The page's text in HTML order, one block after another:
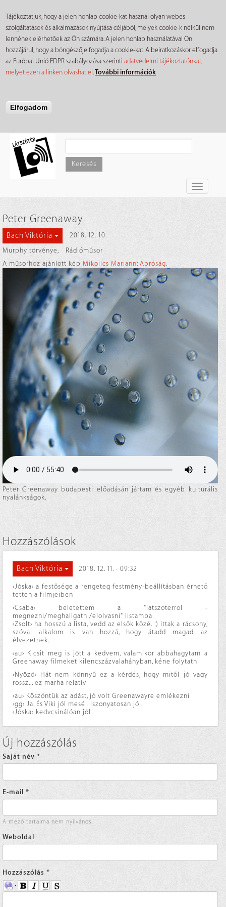
Tájékoztatjuk, hogy a jelen honlap cookie-kat használ olyan webes
szolgáltatások és alkalmazások nyújtása céljából, melyek cookie-k nélkül nem
lennének elérhetőek az Ön számára. A jelen honlap használatával Ön
hozzájárul, hogy a böngészője fogadja a cookie-kat. A beiratkozáskor elfogadja
az Európai Unió EDPR szabályozása szerintiadatvédelmi tájékoztatónkat,
melyet ezen a linken olvashat el.További információk
Elfogadom
tartalomra
Keresés
Toggle
Peter Greenaway
Bach Viktória
2018. 12. 10.
Murphy törvénye ,
Rádióműsor
A műsorhoz ajánlott kép Mikolics Mariann: Apróság.
Peter Greenaway budapesti előadásán jártam és egyéb kulturális
nyalánkságok.
Hozzászólások
Bach Viktória 2018. 12. 11. - 09:32
‹Jóska› a festősége a rengeteg festmény-beállításban érhető
tetten a filmjeiben
‹Csaba› beletettem a "latszoterrol -
megnezni/meghallgatni/elolvasni" listamba
‹Zsolt› ha hosszú a lista, vedd az elsők közé. :) ittak a rácsony,
szóval alkalom is van hozzá, hogy átadd magad az
élvezetnek.
‹au› Kicsit meg is jött a kedvem, valamikor abbahagytam a
Greenaway filmeket kilencszázvalahányban, kéne folytatni
‹Nyözö› Hát nem könnyű ez a kérdés, hogy mitől jó vagy
rossz... ez marha relatív
‹au› Köszöntük az adást, jó volt Greenawayre emlékezni
‹gg› Ja. És Viki jól mesél. Iszonyatosan jól.
‹Jóska› kedvcsinálóan jól
Új hozzászólás
Saját név *
E-mail *
A mező tartalma nem nyilvános.
Weboldal
Hozzászólás *